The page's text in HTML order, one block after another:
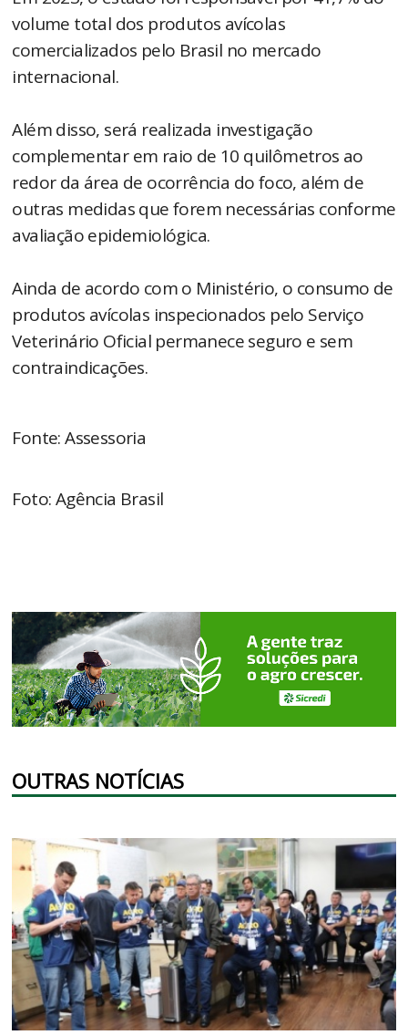
volume total dos produtos avícolas
comercializados pelo Brasil no mercado
internacional.
Além disso, será realizada investigação
complementar em raio de 10 quilômetros ao
redor da área de ocorrência do foco, além de
outras medidas que forem necessárias conforme
avaliação epidemiológica.
Ainda de acordo com o Ministério, o consumo de
produtos avícolas inspecionados pelo Serviço
Veterinário Oficial permanece seguro e sem
contraindicações.
Fonte: Assessoria
Foto: Agência Brasil
OUTRAS NOTÍCIAS